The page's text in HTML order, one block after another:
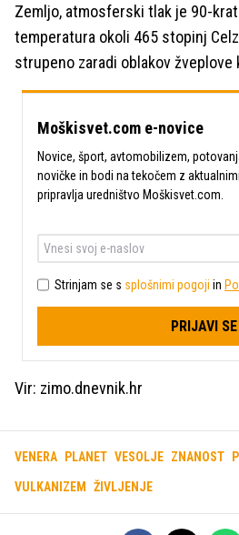
Zemljo, atmosferski tlak je 90-
temperatura okoli 465 stopinj
strupeno zaradi oblakov žveplove
Moškisvet.com e-novice
Novice, šport, avtomobilizem,
novičke in bodi na tekočem z
pripravlja uredništvo Moškisvet.com.
Strinjam se s splošnimi pogoji in
PRIJAVI SE
Vir: zimo.dnevnik.hr
VENERA PLANET VESOLJE ZNANOST
VULKANIZEM ŽIVLJENJE